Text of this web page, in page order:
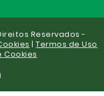
Reservados -
|Termos de Uso
Cookies